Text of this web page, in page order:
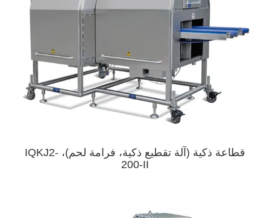
قطاعة ذكية (آلة تقطيع ذكية، فرامة لحم)، IQKJ2-
200-II